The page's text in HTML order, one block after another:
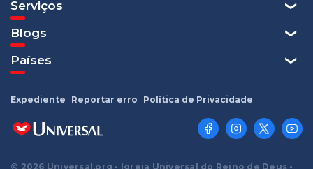
Serviços
Blogs
Países
© 2026 Universal.org - Igreja Universal do Reino de Deus -
Expediente Reportar erro Política de Privacidade